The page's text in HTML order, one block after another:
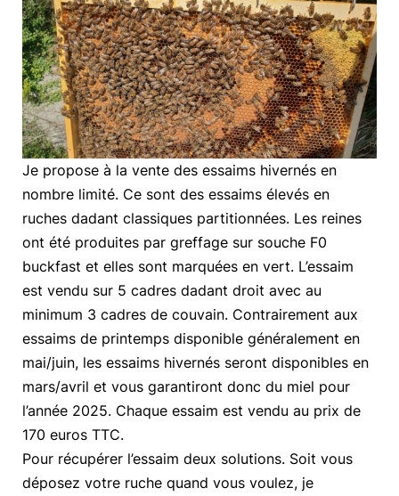
Je propose à la vente des essaims hivernés en
nombre limité. Ce sont des essaims élevés en
ruches dadant classiques partitionnées. Les reines
ont été produites par greffage sur souche F0
buckfast et elles sont marquées en vert. L’essaim
est vendu sur 5 cadres dadant droit avec au
minimum 3 cadres de couvain. Contrairement aux
essaims de printemps disponible généralement en
mai/juin, les essaims hivernés seront disponibles en
mars/avril et vous garantiront donc du miel pour
l’année 2025. Chaque essaim est vendu au prix de
170 euros TTC.
Pour récupérer l’essaim deux solutions. Soit vous
déposez votre ruche quand vous voulez, je